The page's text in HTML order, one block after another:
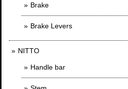
Brake
Brake Levers
NITTO
Handle bar